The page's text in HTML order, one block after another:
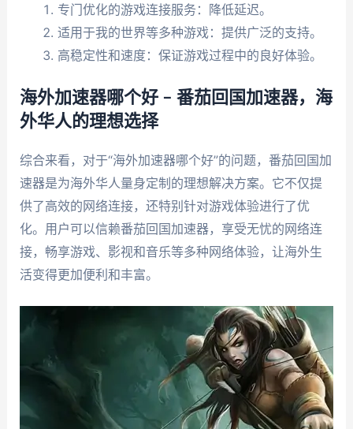
专门优化的游戏连接服务：降低延迟。
适用于我的世界等多种游戏：提供广泛的支持。
高稳定性和速度：保证游戏过程中的良好体验。
海外加速器哪个好 – 番茄回国加速器，海
外华人的理想选择
综合来看，对于“海外加速器哪个好”的问题，番茄回国加
速器是为海外华人量身定制的理想解决方案。它不仅提
供了高效的网络连接，还特别针对游戏体验进行了优
化。用户可以信赖番茄回国加速器，享受无忧的网络连
接，畅享游戏、影视和音乐等多种网络体验，让海外生
活变得更加便利和丰富。